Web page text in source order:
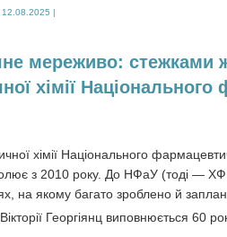
12.08.2025 |
мереживо: стежками
хімії Національного
хімії Національного
з 2010 року. До НФаУ (тоді —
на якому багато зроблено й
Георгіянц виповнюється 60